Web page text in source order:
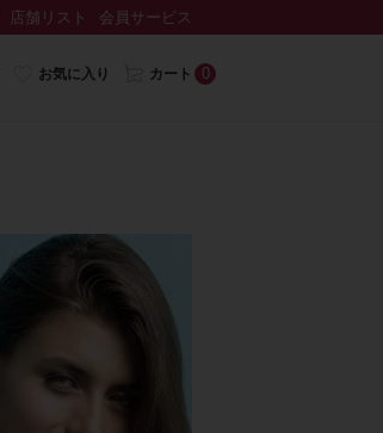
店舗リスト 会員サービス
お気に入り カート 0